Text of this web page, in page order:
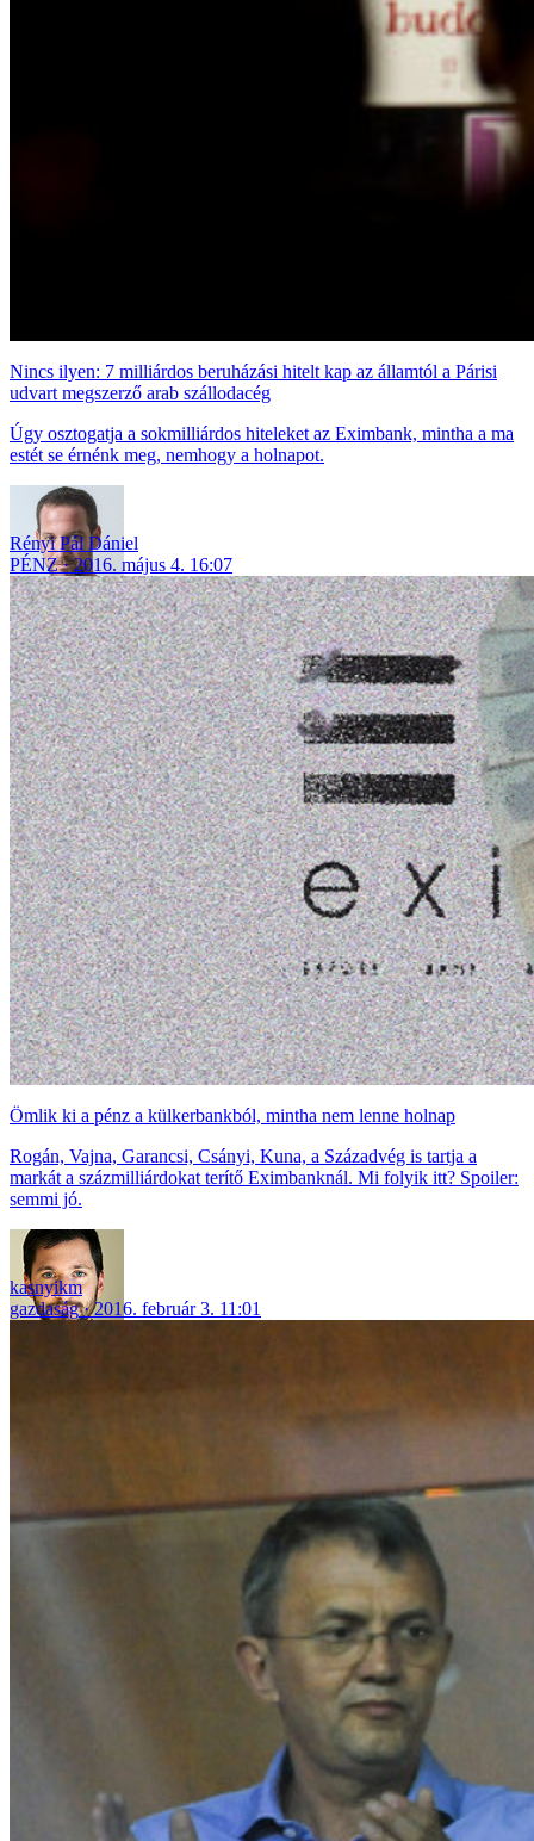
Nincs ilyen: 7 milliárdos beruházási hitelt kap az államtól a Párisi
udvart megszerző arab szállodacég
Úgy osztogatja a sokmilliárdos hiteleket az Eximbank, mintha a ma
estét se érnénk meg, nemhogy a holnapot.
Rényi Pál Dániel
PÉNZ
2016. május 4. 16:07
Ömlik ki a pénz a külkerbankból, mintha nem lenne holnap
Rogán, Vajna, Garancsi, Csányi, Kuna, a Századvég is tartja a
markát a százmilliárdokat terítő Eximbanknál. Mi folyik itt? Spoiler:
semmi jó.
kasnyikm
gazdaság
2016. február 3. 11:01